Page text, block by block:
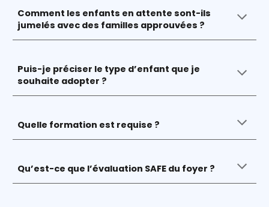
Comment les enfants en attente sont-ils
jumelés avec des familles approuvées ?
Puis-je préciser le type d’enfant que je
souhaite adopter ?
Quelle formation est requise ?
Qu’est-ce que l’évaluation SAFE du foyer ?